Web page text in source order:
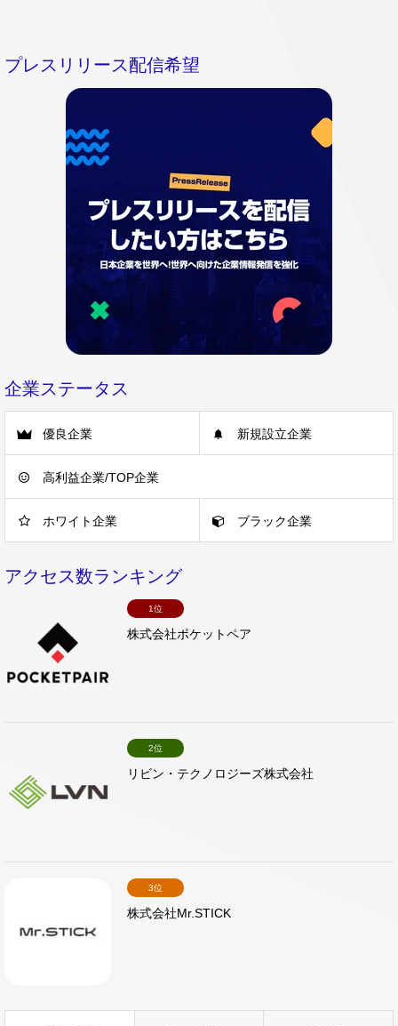
プレスリリース配信希望
企業ステータス
優良企業 新規設立企業
高利益企業/TOP企業
ホワイト企業 ブラック企業
アクセス数ランキング
1位
株式会社ポケットペア
2位
リビン・テクノロジーズ株式会社
3位
株式会社Mr.STICK